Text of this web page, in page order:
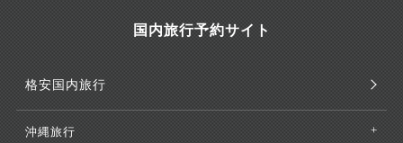
国内旅行予約サイト
格安国内旅行
沖縄旅行